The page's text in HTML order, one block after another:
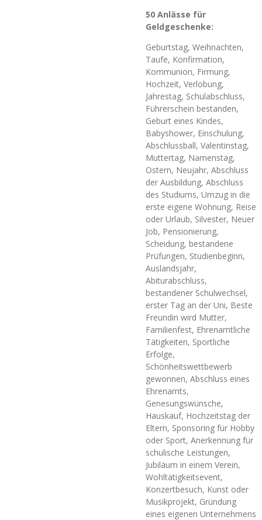
50 Anlässe für
Geldgeschenke:
Geburtstag, Weihnachten,
Taufe, Konfirmation,
Kommunion, Firmung,
Hochzeit, Verlobung,
Jahrestag, Schulabschluss,
Führerschein bestanden,
Geburt eines Kindes,
Babyshower, Einschulung,
Abschlussball, Valentinstag,
Muttertag, Namenstag,
Ostern, Neujahr, Abschluss
der Ausbildung, Abschluss
des Studiums, Umzug in die
erste eigene Wohnung, Reise
oder Urlaub, Silvester, Neuer
Job, Pensionierung,
Scheidung, bestandene
Prüfungen, Studienbeginn,
Auslandsjahr,
Abiturabschluss,
bestandener Schulwechsel,
erster Tag an der Uni, Beste
Freundin wird Mutter,
Familienfest, Ehrenamtliche
Tätigkeiten, Sportliche
Erfolge,
Schönheitswettbewerb
gewonnen, Abschluss eines
Ehrenamts,
Genesungswünsche,
Hauskauf, Hochzeitstag der
Eltern, Sponsoring für Hobby
oder Sport, Anerkennung für
schulische Leistungen,
Jubiläum in einem Verein,
Wohltätigkeitsevent,
Konzertbesuch, Kunst oder
Musikprojekt, Gründung
eines eigenen Unternehmens